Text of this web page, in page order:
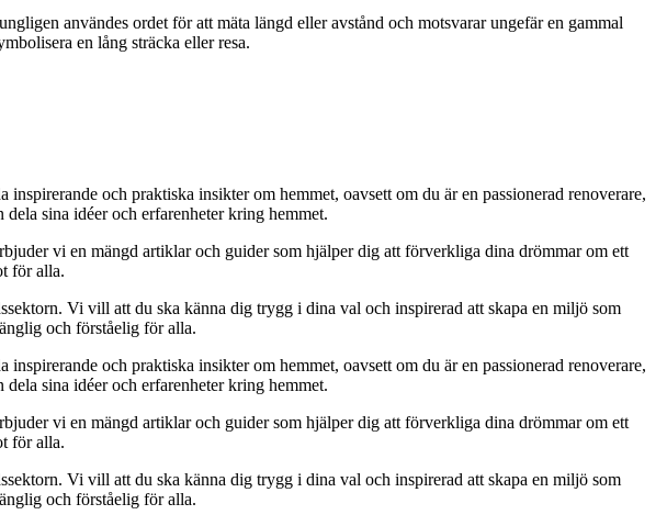
användes ordet för att mäta längd eller avstånd och motsvarar ungefär en gammal
en lång sträcka eller resa.
och praktiska insikter om hemmet, oavsett om du är en passionerad renoverare,
sina idéer och erfarenheter kring hemmet.
vi en mängd artiklar och guider som hjälper dig att förverkliga dina drömmar om ett
för alla.
Vi vill att du ska känna dig trygg i dina val och inspirerad att skapa en miljö som
och förståelig för alla.
och praktiska insikter om hemmet, oavsett om du är en passionerad renoverare,
sina idéer och erfarenheter kring hemmet.
vi en mängd artiklar och guider som hjälper dig att förverkliga dina drömmar om ett
för alla.
Vi vill att du ska känna dig trygg i dina val och inspirerad att skapa en miljö som
och förståelig för alla.